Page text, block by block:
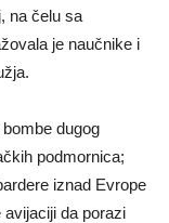
na čelu sa
je naučnike i
dugog
podmornica;
iznad Evrope
da porazi